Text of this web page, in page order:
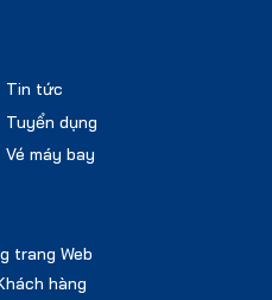
Vé máy bay
Tin tức
Tuyển dụng
trang Web
hàng